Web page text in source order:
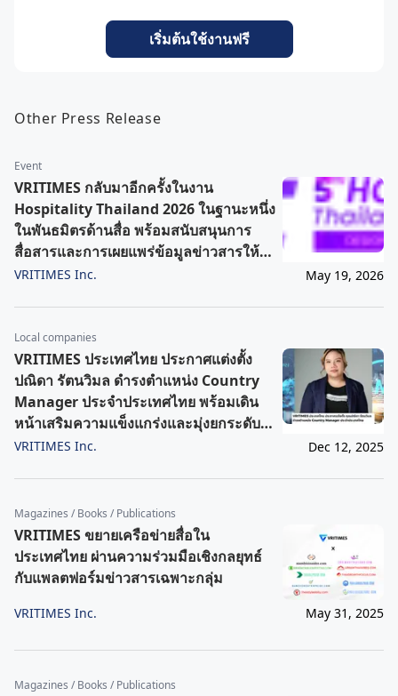
เริ่มต้นใช้งานฟรี
Other Press Release
Event
VRITIMES กลับมาอีกครั้งในงาน
Hospitality Thailand 2026 ในฐานะหนึ่ง
ในพันธมิตรด้านสื่อ พร้อมสนับสนุนการ
สื่อสารและการเผยแพร่ข้อมูลข่าวสารให้มี
ประสิทธิภาพยิ่งขึ้น
VRITIMES Inc. May 19, 2026
Local companies
VRITIMES ประเทศไทย ประกาศแต่งตั้ง
ปณิดา รัตนวิมล ดำรงตำแหน่ง Country
Manager ประจำประเทศไทย พร้อมเดิน
หน้าเสริมความแข็งแกร่งและมุ่งยกระดับ
ระบบนิเวศสื่อสำหรับผู้ประกอบการเอสเอ็
VRITIMES Inc. Dec 12, 2025
Magazines / Books / Publications
VRITIMES ขยายเครือข่ายสื่อใน
ประเทศไทย ผ่านความร่วมมือเชิงกลยุทธ์
กับแพลตฟอร์มข่าวสารเฉพาะกลุ่ม
VRITIMES Inc. May 31, 2025
Magazines / Books / Publications